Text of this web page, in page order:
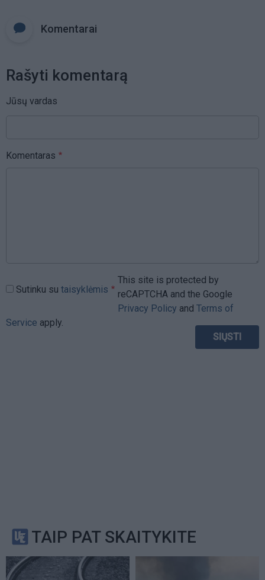
Komentarai
Rašyti komentarą
Jūsų vardas
Komentaras
Sutinku su taisyklėmis
This site is protected by
reCAPTCHA and the Google
Privacy Policy and Terms of
Service apply.
TAIP PAT SKAITYKITE